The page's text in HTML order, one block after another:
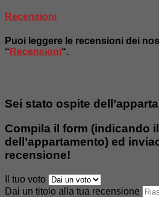
Recensioni
Puoi leggere le recensioni dei
“ Recensioni“.
Sei stato ospite
Compila il form (indicando
dell’appartamento) ed
recensione!
Il tuo voto
Dai un titolo alla tua recensione